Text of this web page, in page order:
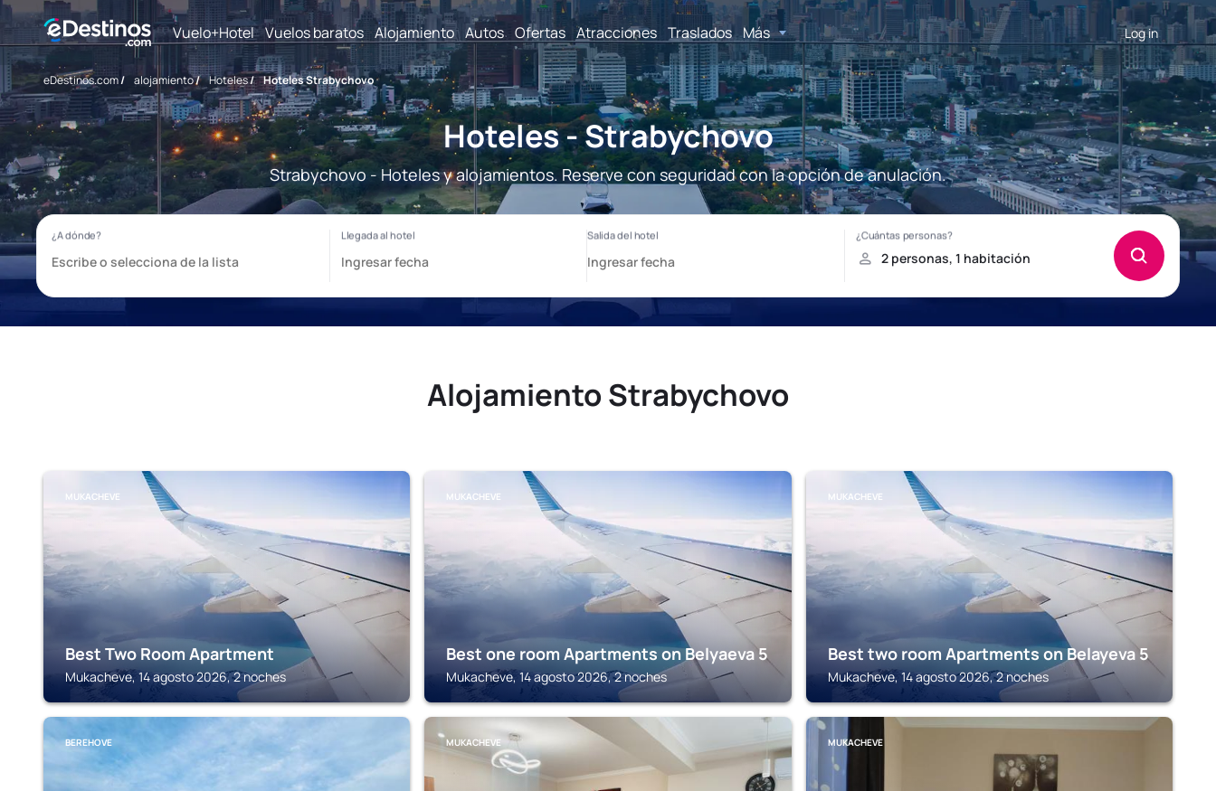
Vuelo+Hotel Vuelos baratos Alojamiento Autos Ofertas Atracciones Traslados Más Log in
eDestinos.com/ alojamiento/ Hoteles/ Hoteles Strabychovo
Hoteles - Strabychovo
Strabychovo - Hoteles y alojamientos. Reserve con seguridad con la opción de anulación.
Alojamiento Strabychovo
MUKACHEVE
Best Two Room Apartment
Mukacheve, 14 agosto 2026, 2 noches
MUKACHEVE
Best one room Apartments on Belyaeva 5
Mukacheve, 14 agosto 2026, 2 noches
MUKACHEVE
Best two room Apartments on Belayeva 5
Mukacheve, 14 agosto 2026, 2 noches
BEREHOVE MUKACHEVE MUKACHEVE